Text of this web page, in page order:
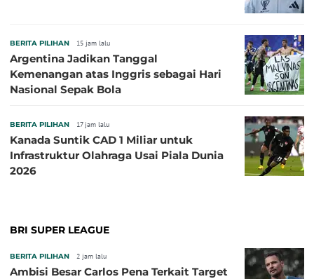
BERITA PILIHAN 15 jam lalu
Argentina Jadikan Tanggal
Kemenangan atas Inggris sebagai Hari
Nasional Sepak Bola
BERITA PILIHAN 17 jam lalu
Kanada Suntik CAD 1 Miliar untuk
Infrastruktur Olahraga Usai Piala Dunia
2026
BRI SUPER LEAGUE
BERITA PILIHAN 2 jam lalu
Ambisi Besar Carlos Pena Terkait Target